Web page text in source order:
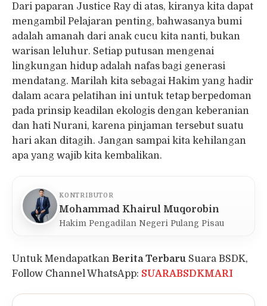
Dari paparan Justice Ray di atas, kiranya kita dapat
mengambil Pelajaran penting, bahwasanya bumi
adalah amanah dari anak cucu kita nanti, bukan
warisan leluhur. Setiap putusan mengenai
lingkungan hidup adalah nafas bagi generasi
mendatang. Marilah kita sebagai Hakim yang hadir
dalam acara pelatihan ini untuk tetap berpedoman
pada prinsip keadilan ekologis dengan keberanian
dan hati Nurani, karena pinjaman tersebut suatu
hari akan ditagih. Jangan sampai kita kehilangan
apa yang wajib kita kembalikan.
KONTRIBUTOR
Mohammad Khairul Muqorobin
Hakim Pengadilan Negeri Pulang Pisau
Untuk Mendapatkan Berita Terbaru Suara BSDK,
Follow Channel WhatsApp: SUARABSDKMARI